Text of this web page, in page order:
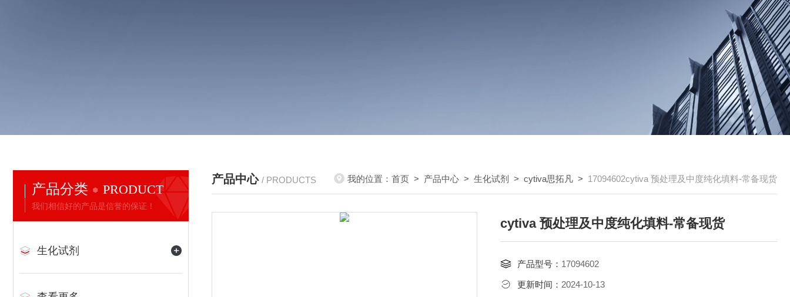
产品分类 PRODUCT
我们相信好的产品是信誉的保证！
生化试剂
产品中心 / PRODUCTS 我的位置： 首页 > 产品中心 > 生化试剂 > cytiva思拓凡 > 17094602cytiva 预处理及中度纯化填料-常备现货
cytiva 预处理及中度纯化填料-常备现货
产品型号： 17094602
更新时间： 2024-10-13